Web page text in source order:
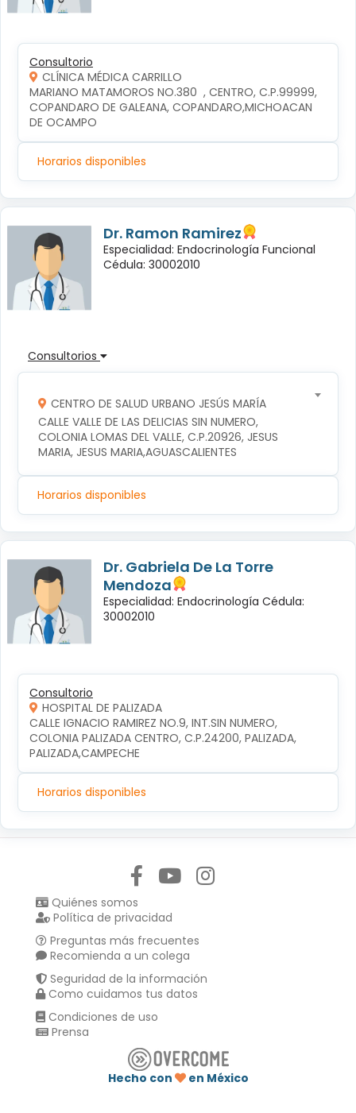
Consultorio
CLÍNICA MÉDICA CARRILLO
MARIANO MATAMOROS NO.380  , CENTRO, C.P.99999,
COPANDARO DE GALEANA, COPANDARO,MICHOACAN
DE OCAMPO
Horarios disponibles
Dr. Ramon Ramirez
Especialidad: Endocrinología Funcional
Cédula: 30002010
Consultorios
CENTRO DE SALUD URBANO JESÚS MARÍA
CALLE VALLE DE LAS DELICIAS SIN NUMERO,
COLONIA LOMAS DEL VALLE, C.P.20926, JESUS
MARIA, JESUS MARIA,AGUASCALIENTES
Horarios disponibles
Dr. Gabriela De La Torre
Mendoza
Especialidad: Endocrinología Cédula:
30002010
Consultorio
HOSPITAL DE PALIZADA
CALLE IGNACIO RAMIREZ NO.9, INT.SIN NUMERO,
COLONIA PALIZADA CENTRO, C.P.24200, PALIZADA,
PALIZADA,CAMPECHE
Horarios disponibles
Quiénes somos
Política de privacidad
Preguntas más frecuentes
Recomienda a un colega
Seguridad de la información
Como cuidamos tus datos
Condiciones de uso
Prensa
Hecho con
en México